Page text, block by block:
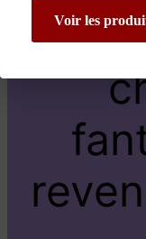
Voir les